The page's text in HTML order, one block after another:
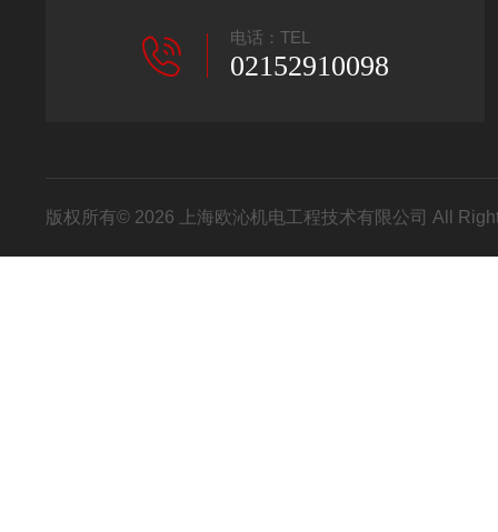
电话：TEL
02152910098
版权所有© 2026 上海欧沁机电工程技术有限公司 All